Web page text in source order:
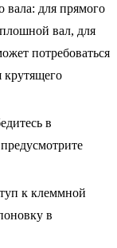
вала: для прямого
вал, для
потребоваться
крутящего
в
к клеммной
в